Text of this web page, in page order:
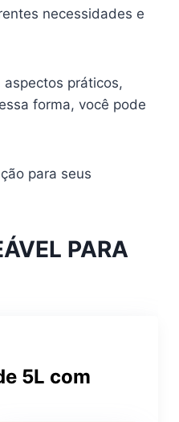
necessidades e
práticos,
forma, você pode
para seus
PARA
5L com